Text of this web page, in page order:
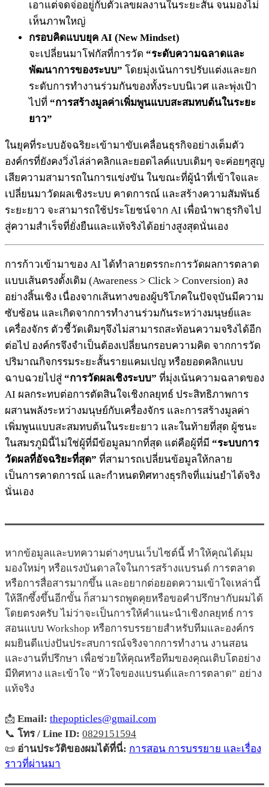
เอาแต่จดจ่ออยู่กับตัวเลขผลงานในระยะสั้น จนมองไม่
เห็นภาพใหญ่
กรอบคิดแบบยุค AI (New Mindset)
จะเปลี่ยนมาโฟกัสที่การวัด “ระดับความฉลาดและ
พัฒนาการของระบบ” โดยมุ่งเน้นการปรับแต่งและยก
ระดับการทำงานร่วมกันของทั้งระบบนิเวศ และพุ่งเป้า
ไปที่ “การสร้างมูลค่าเพิ่มพูนแบบสะสมทบต้นในระยะ
ยาว”
ในยุคที่ระบบอัจฉริยะเข้ามาขับเคลื่อนธุรกิจอย่างเต็มตัว
องค์กรที่ยังคงวิ่งไล่ล่าคลิกและยอดไลค์แบบเดิมๆ จะค่อยๆสูญ
เสียความสามารถในการแข่งขัน ในขณะที่ผู้นำที่เข้าใจและ
เปลี่ยนมาวัดผลเชิงระบบ คาดการณ์ และสร้างความสัมพันธ์
ระยะยาว จะสามารถใช้ประโยชน์จาก AI เพื่อนำพาธุรกิจไป
สู่ความสำเร็จที่ยั่งยืนและแท้จริงได้อย่างสูงสุดนั่นเอง
การก้าวเข้ามาของ AI ได้ทำลายตรรกะการวัดผลการตลาด
แบบเส้นตรงดั้งเดิม (Awareness > Click > Conversion) ลง
อย่างสิ้นเชิง เนื่องจากเส้นทางของผู้บริโภคในปัจจุบันมีความ
ซับซ้อน และเกิดจากการทำงานร่วมกันระหว่างมนุษย์และ
เครื่องจักร ตัวชี้วัดเดิมๆจึงไม่สามารถสะท้อนความจริงได้อีก
ต่อไป องค์กรจึงจำเป็นต้องเปลี่ยนกรอบความคิด จากการวัด
ปริมาณกิจกรรมระยะสั้นรายแคมเปญ หรือยอดคลิกแบบ
ฉาบฉวยไปสู่ “การวัดผลเชิงระบบ” ที่มุ่งเน้นความฉลาดของ
AI ผลกระทบต่อการตัดสินใจเชิงกลยุทธ์ ประสิทธิภาพการ
ผสานพลังระหว่างมนุษย์กับเครื่องจักร และการสร้างมูลค่า
เพิ่มพูนแบบสะสมทบต้นในระยะยาว และในท้ายที่สุด ผู้ชนะ
ในสมรภูมินี้ไม่ใช่ผู้ที่มีข้อมูลมากที่สุด แต่คือผู้ที่มี “ระบบการ
วัดผลที่อัจฉริยะที่สุด” ที่สามารถเปลี่ยนข้อมูลให้กลาย
เป็นการคาดการณ์ และกำหนดทิศทางธุรกิจที่แม่นยำได้จริง
นั่นเอง
หากข้อมูลและบทความต่างๆบนเว็บไซต์นี้ ทำให้คุณได้มุม
มองใหม่ๆ หรือแรงบันดาลใจในการสร้างแบรนด์ การตลาด
หรือการสื่อสารมากขึ้น และอยากต่อยอดความเข้าใจเหล่านี้
ให้ลึกซึ้งขึ้นอีกขั้น ก็สามารถพูดคุยหรือขอคำปรึกษากับผมได้
โดยตรงครับ ไม่ว่าจะเป็นการให้คำแนะนำเชิงกลยุทธ์ การ
สอนแบบ Workshop หรือการบรรยายสำหรับทีมและองค์กร
ผมยินดีแบ่งปันประสบการณ์จริงจากการทำงาน งานสอน
และงานที่ปรึกษา เพื่อช่วยให้คุณหรือทีมของคุณเติบโตอย่าง
มีทิศทาง และเข้าใจ “หัวใจของแบรนด์และการตลาด” อย่าง
แท้จริง
📩 Email: thepopticles@gmail.com
📞 โทร / Line ID: 0829151594
📜 อ่านประวัติของผมได้ที่นี่: การสอน การบรรยาย และเรื่อง
ราวที่ผ่านมา